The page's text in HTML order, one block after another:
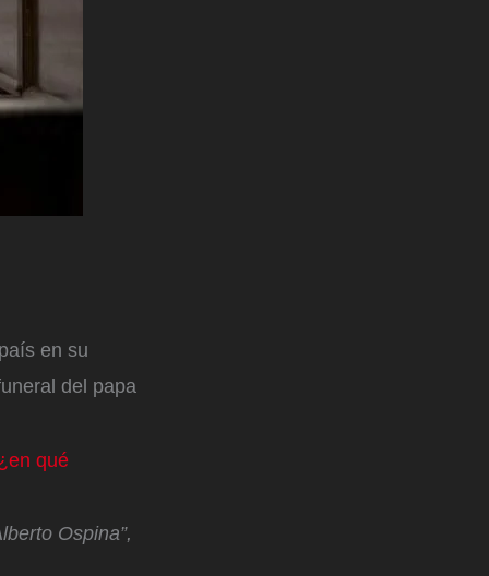
en su
del papa
qué
Ospina”,